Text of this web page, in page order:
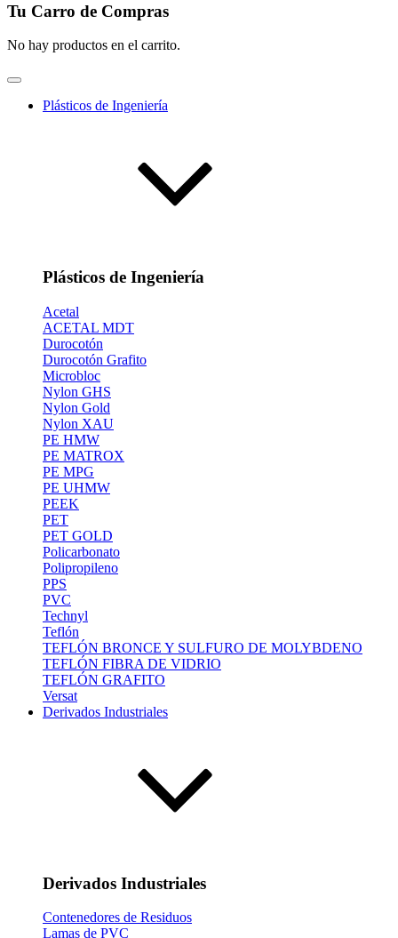
Tu Carro de Compras
No hay productos en el carrito.
Plásticos de Ingeniería
Plásticos de Ingeniería
Acetal
ACETAL MDT
Durocotón
Durocotón Grafito
Microbloc
Nylon GHS
Nylon Gold
Nylon XAU
PE HMW
PE MATROX
PE MPG
PE UHMW
PEEK
PET
PET GOLD
Policarbonato
Polipropileno
PPS
PVC
Technyl
Teflón
TEFLÓN BRONCE Y SULFURO DE MOLYBDENO
TEFLÓN FIBRA DE VIDRIO
TEFLÓN GRAFITO
Versat
Derivados Industriales
Derivados Industriales
Contenedores de Residuos
Lamas de PVC